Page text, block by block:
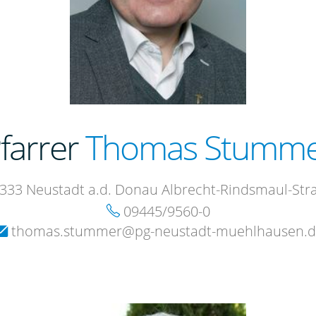
Thomas
Neustadt a.d. Donau Albrecht-Rindsmaul-
09445/9560-0
thomas.stummer@pg-neustadt-